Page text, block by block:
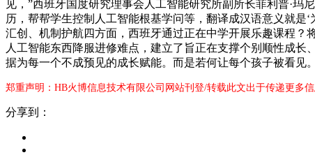
见，”西班牙国度研究理事会人工智能研究所副所长菲利普·
历，帮帮学生控制人工智能根基学问等，翻译成汉语意义就是
汇创、机制护航四方面，西班牙通过正在中学开展乐趣课程？
人工智能东西降服进修难点，建立了旨正在支撑个别顺性成
据为每一个不成预见的成长赋能。而是若何让每个孩子被看见
郑重声明：HB火博信息技术有限公司网站刊登/转载此文出于传递更多
分享到：